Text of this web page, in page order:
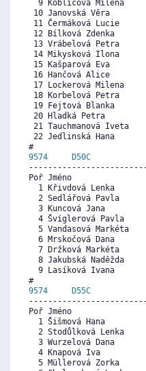
9 Koblicová
10
11
12 Bílková
13 Vrábelová
14
15
16 Hančová
17 Lockerová
18 Korbelová
19 Fejtová
20 Hladká
21
22 Jedlinská
9574
D50C
Poř Jméno
1 Křivdová
2 Sedlářová
3 Kuncová
4 Švíglerová
5 Vandasová
6
7 Držková
8 Jakubská
9 Lasíková
9574
D55C
Poř Jméno
1 Šišmová
2 Stodůlková
3
4
5 Müllerová